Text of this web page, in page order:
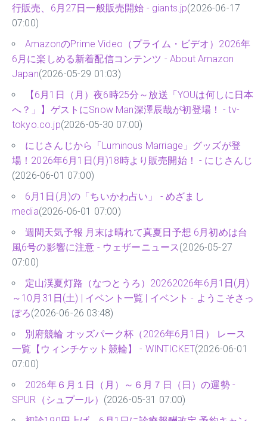
行販売、6月27日一般販売開始 - giants.jp(2026-06-17
07:00)
AmazonのPrime Video（プライム・ビデオ）2026年
6月に楽しめる新着配信コンテンツ - About Amazon
Japan(2026-05-29 01:03)
【6月1日（月）夜6時25分～放送「YOUは何しに日本
へ？」】ゲストにSnow Man深澤辰哉が初登場！ - tv-
tokyo.co.jp(2026-05-30 07:00)
にじさんじから「Luminous Marriage」グッズが登
場！2026年6月1日(月)18時より販売開始！ - にじさんじ
(2026-06-01 07:00)
6月1日(月)の「ちいかわ占い」 - めざまし
media(2026-06-01 07:00)
週間天気予報 月末は晴れて真夏日予想 6月初めは台
風6号の影響に注意 - ウェザーニュース(2026-05-27
07:00)
定山渓夏灯路（なつとうろ）20262026年6月1日(月)
～10月31日(土) | イベント一覧 | イベント - ようこそさっ
ぽろ(2026-06-26 03:48)
別府競輪 オッズパーク杯（2026年6月1日） レース
一覧【ウィンチケット競輪】 - WINTICKET(2026-06-01
07:00)
2026年６月１日（月）～６月７日（日）の運勢 -
SPUR（シュプール） (2026-05-31 07:00)